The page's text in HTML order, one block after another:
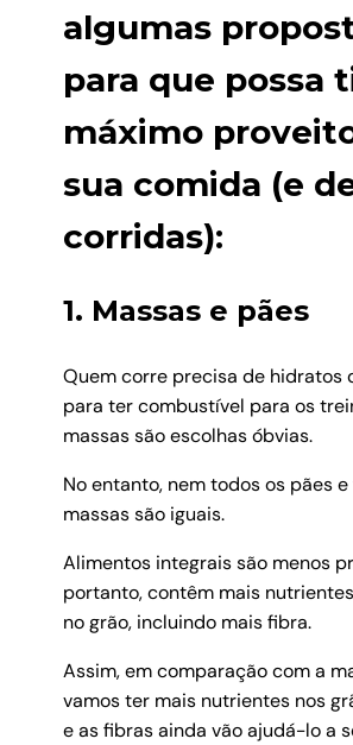
algumas
para que possa
máximo
sua comida (e
corridas):
1. Massas e pães
Quem corre precisa de hidratos
para ter combustível para os
massas são escolhas óbvias.
No entanto, nem todos os pães
massas são iguais.
Alimentos integrais são menos
portanto, contêm mais
no grão, incluindo mais fibra.
Assim, em comparação com a
vamos ter mais nutrientes nos
e as fibras ainda vão ajudá-lo a